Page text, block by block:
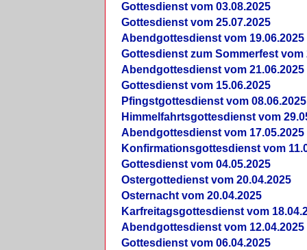
Gottesdienst vom 03.08.2025
Gottesdienst vom 25.07.2025
Abendgottesdienst vom 19.06.2025
Gottesdienst zum Sommerfest vom
Abendgottesdienst vom 21.06.2025
Gottesdienst vom 15.06.2025
Pfingstgottesdienst vom 08.06.2025
Himmelfahrtsgottesdienst vom
Abendgottesdienst vom 17.05.2025
Konfirmationsgottesdienst vom
Gottesdienst vom 04.05.2025
Ostergottedienst vom 20.04.2025
Osternacht vom 20.04.2025
Karfreitagsgottesdienst vom
Abendgottesdienst vom 12.04.2025
Gottesdienst vom 06.04.2025